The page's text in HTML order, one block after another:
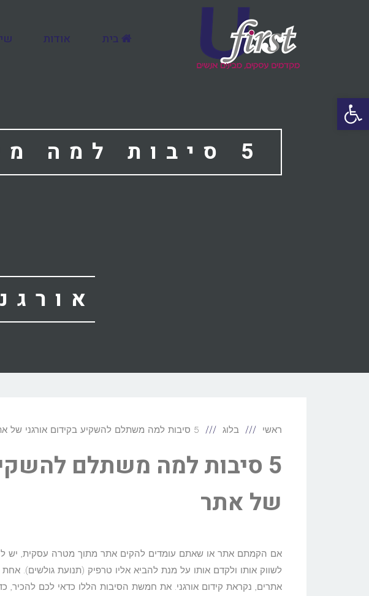
פתח סרגל נגישות
בית אודות
5 סיבות למה
ראשי בלוג 5 סיבות למה משתלם להשקיע בקידום אורגני של אתר
5 סיבות למה משתלם
של אתר
אם הקמתם אתר או שאתם עומדים להקים אתר מתוך מטרה עסקית, יש
לשווק אותו ולקדם אותו על מנת להביא אליו טרפיק (תנועת גולשים).
אתרים, נקראת קידום אורגני. את חמשת הסיבות הללו כדאי לכם להכיר,